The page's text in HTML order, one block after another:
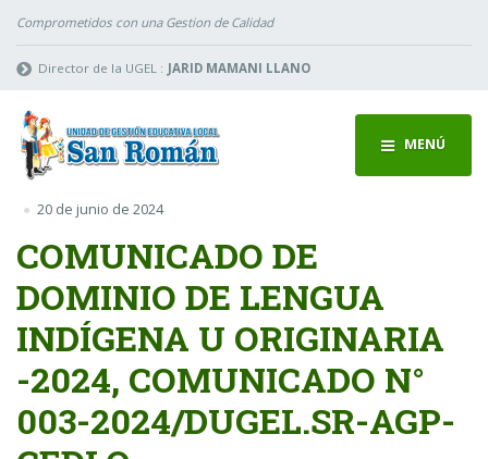
Comprometidos con una Gestion de Calidad
Director de la UGEL : JARID MAMANI LLANO
MENÚ
20 de junio de 2024
COMUNICADO DE
DOMINIO DE LENGUA
INDÍGENA U ORIGINARIA
-2024, COMUNICADO N°
003-2024/DUGEL.SR-AGP-